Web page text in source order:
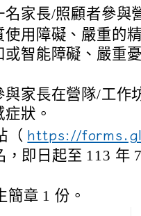
名家長/照顧者參與
使用障礙、嚴重的
或智能障礙、嚴重
與家長在營隊/工作
狀。
（ https://
，即日起至 113 年
簡章 1 份。